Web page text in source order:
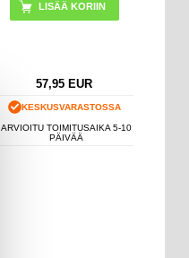
57,95 EUR
KESKUSVARASTOSSA
ARVIOITU TOIMITUSAIKA 5-10
PÄIVÄÄ